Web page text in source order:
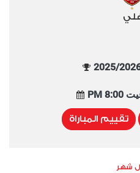
تقييم المباراة
شهر